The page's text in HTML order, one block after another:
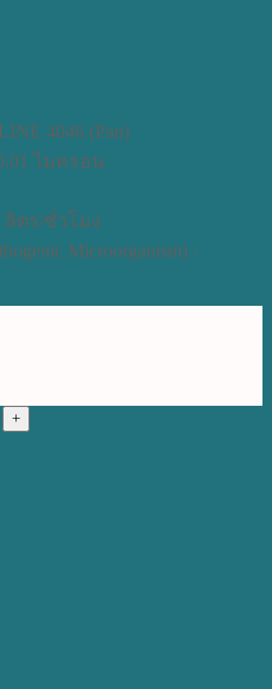
4046 (Pan)
ไมครอน
ลิตร/ชั่วโมง
Microorganism) :